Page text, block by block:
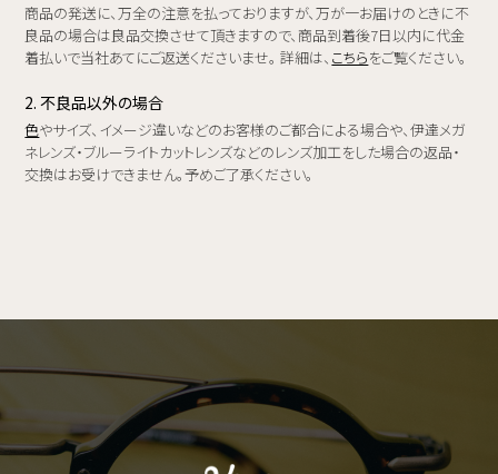
商品の発送に、万全の注意を払っておりますが、万が一お届けのときに不
良品の場合は良品交換させて頂きますので、商品到着後7日以内に代金
着払いで当社あてにご返送くださいませ。 詳細は、 こちらをご覧ください。
2. 不良品以外の場合
色やサイズ、イメージ違いなどのお客様のご都合による場合や、伊達メガ
ネレンズ・ブルーライトカットレンズなどのレンズ加工をした場合の返品・
交換はお受けできません。予めご了承ください。